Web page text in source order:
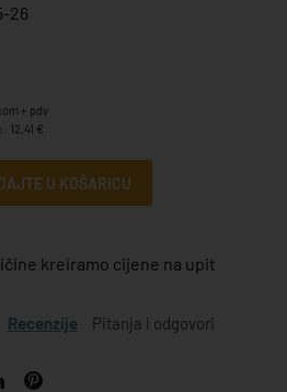
26
+ pdv
12,41 €
U KOŠARICU
kreiramo cijene na upit
Recenzije Pitanja i odgovori